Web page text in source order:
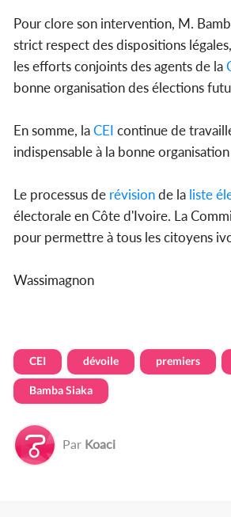
Pour clore son intervention, M.
strict respect des dispositions
les efforts conjoints des agents de la
bonne organisation des élections
En somme, laCEI continue de
indispensable à la bonne
Le processus de révisionde la liste
électorale en Côte d'Ivoire. La
pour permettre à tous les citoyens
Wassimagnon
CEI dévoile premiers
Bamba Siaka
Par Koaci